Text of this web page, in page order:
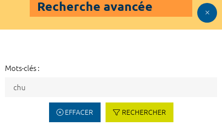
Recherche avancée
Mots-clés :
EFFACER RECHERCHER